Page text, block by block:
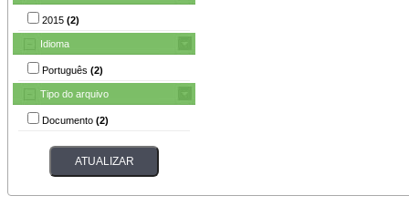
2015 (2)
Idioma
Português (2)
Tipo do arquivo
Documento (2)